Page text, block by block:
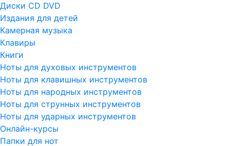
Диски CD DVD
Издания для детей
Камерная музыка
Клавиры
Книги
Ноты для духовых инструментов
Ноты для клавишных инструментов
Ноты для народных инструментов
Ноты для струнных инструментов
Ноты для ударных инструментов
Онлайн-курсы
Папки для нот